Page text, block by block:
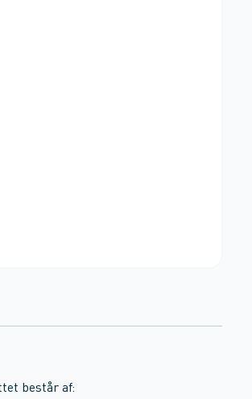
består af: